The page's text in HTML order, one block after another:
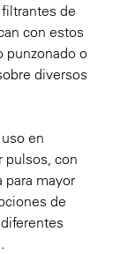
de
con estos
punzonado o
diversos
en
pulsos, con
mayor
de